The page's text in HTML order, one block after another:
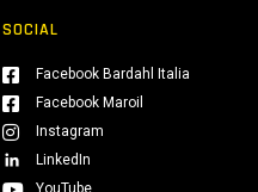
SOCIAL
Facebook Bardahl Italia
Facebook Maroil
Instagram
LinkedIn